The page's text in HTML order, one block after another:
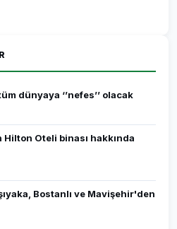
dünyaya ‘’nefes’’ olacak
Oteli binası hakkında
Bostanlı ve Mavişehir'den